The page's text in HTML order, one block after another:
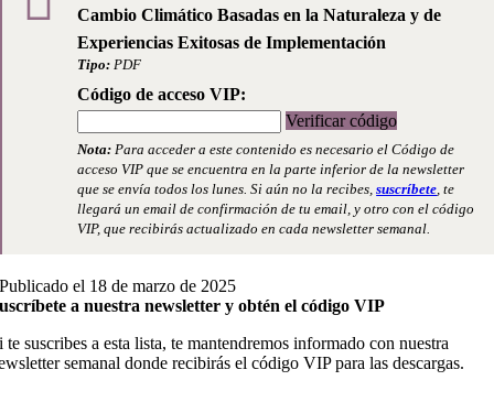
Cambio Climático Basadas en la Naturaleza y de
Experiencias Exitosas de Implementación
Tipo: PDF
Código de acceso VIP:
Verificar código
Nota: Para acceder a este contenido es necesario el Código de
acceso VIP que se encuentra en la parte inferior de la newsletter
que se envía todos los lunes. Si aún no la recibes,suscríbete, te
llegará un email de confirmación de tu email, y otro con el código
VIP, que recibirás actualizado en cada newsletter semanal.
Publicado el 18 de marzo de 2025
a nuestra newsletter y obtén el código VIP
te suscribes a esta lista, te mantendremos informado con nuestra
semanal donde recibirás el código VIP para las descargas.